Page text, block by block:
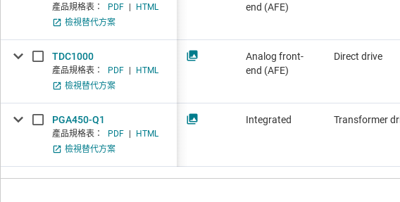
產品規格表： PDF
HTML
檢視替代方案
TDC1000
產品規格表： PDF
HTML
檢視替代方案
PGA450-Q1
產品規格表： PDF
HTML
檢視替代方案
end (AFE)
Analog front-
end (AFE)
Direct drive
Integrated Transformer